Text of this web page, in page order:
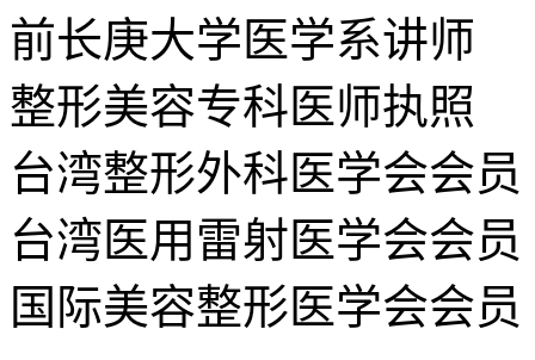
前长庚大学医学系讲师
整形美容专科医师执照
台湾整形外科医学会会员
台湾医用雷射医学会会员
国际美容整形医学会会员